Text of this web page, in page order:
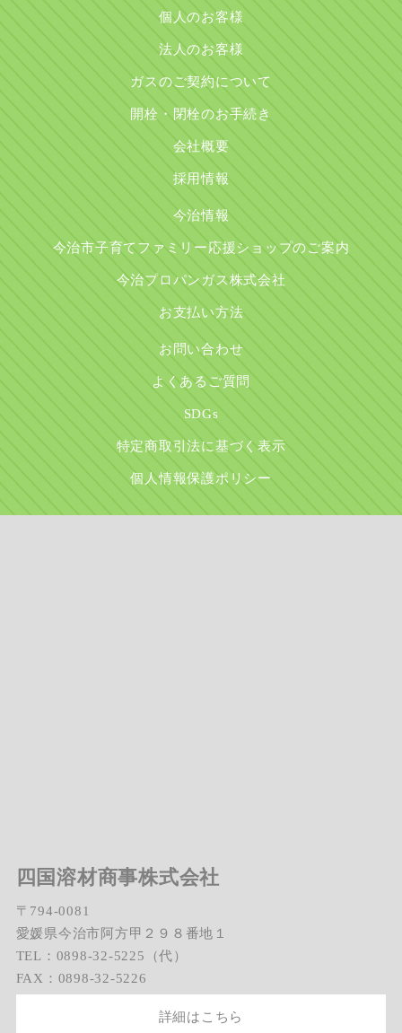
個人のお客様
法人のお客様
ガスのご契約について
開栓・閉栓のお手続き
会社概要
採用情報
今治情報
今治市子育てファミリー応援ショップのご案内
今治プロパンガス株式会社
お支払い方法
お問い合わせ
よくあるご質問
SDGs
特定商取引法に基づく表示
個人情報保護ポリシー
四国溶材商事株式会社
〒794-0081
愛媛県今治市阿方甲２９８番地１
TEL：0898-32-5225（代）
FAX：0898-32-5226
詳細はこちら